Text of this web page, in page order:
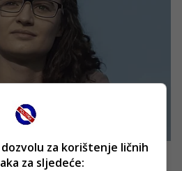
dozvolu za korištenje ličnih
za sljedeće: